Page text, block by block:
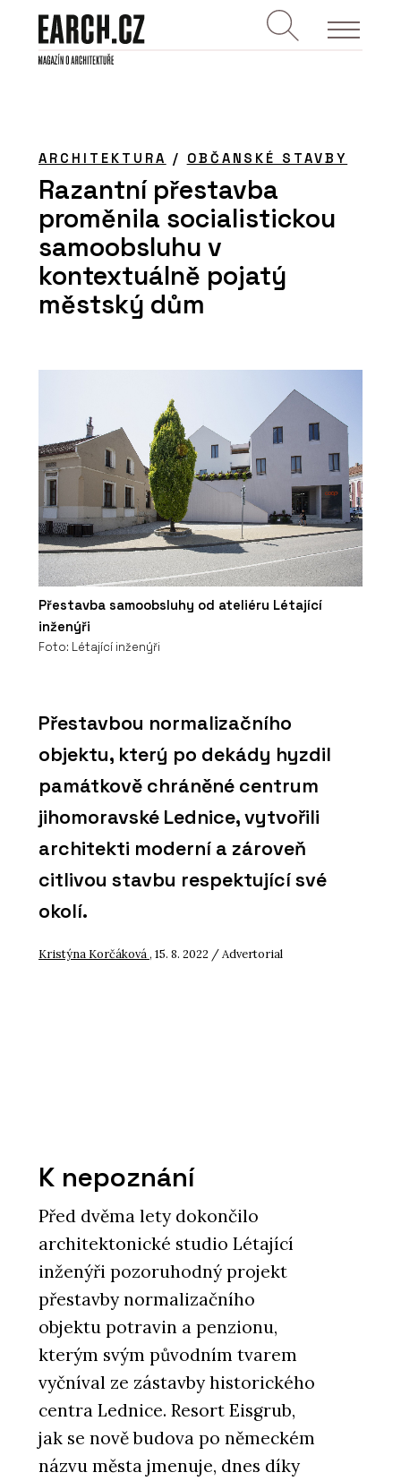
ARCHITEKTURA / OBČANSKÉ STAVBY
Razantní přestavba
proměnila socialistickou
samoobsluhu v
kontextuálně pojatý
městský dům
Přestavba samoobsluhy od ateliéru Létající
inženýři
Foto: Létající inženýři
Přestavbou normalizačního
objektu, který po dekády hyzdil
památkově chráněné centrum
jihomoravské Lednice, vytvořili
architekti moderní a zároveň
citlivou stavbu respektující své
okolí.
Kristýna Korčáková , 15. 8. 2022 / Advertorial
K nepoznání
Před dvěma lety dokončilo
architektonické studio Létající
inženýři pozoruhodný projekt
přestavby normalizačního
objektu potravin a penzionu,
kterým svým původním tvarem
vyčníval ze zástavby historického
centra Lednice. Resort Eisgrub,
jak se nově budova po německém
názvu města jmenuje, dnes díky